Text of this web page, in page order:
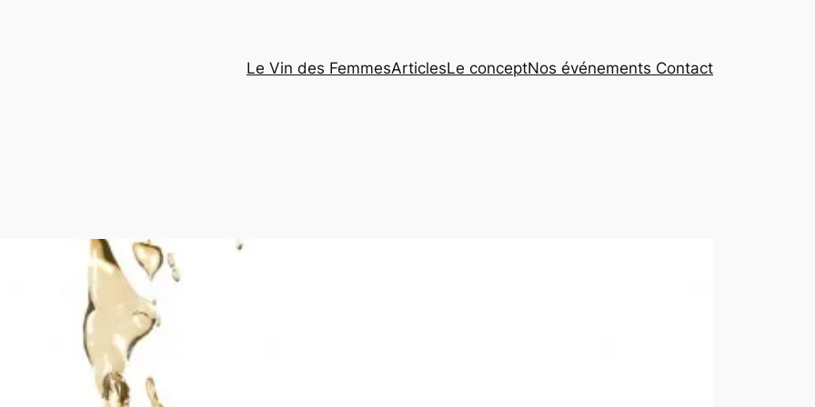
Le Vin des FemmesArticlesLe conceptNos événements Contact